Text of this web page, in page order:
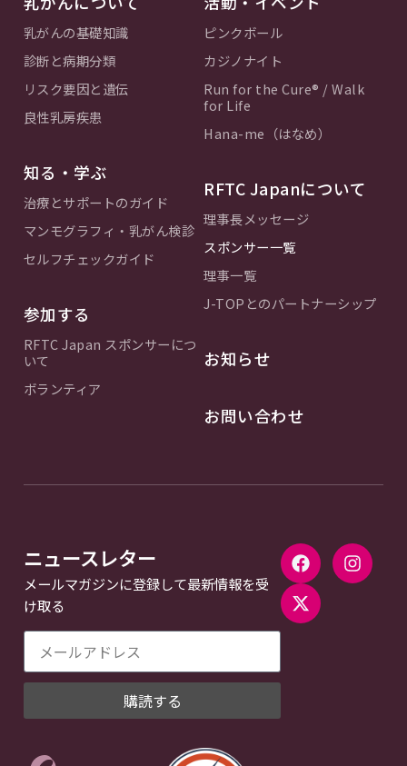
乳がんの基礎知識
診断と病期分類
リスク要因と遺伝
良性乳房疾患
知る・学ぶ
治療とサポートのガイド
マンモグラフィ・乳がん検診
セルフチェックガイド
参加する
RFTC Japan スポンサーにつ
いて
ボランティア
ピンクボール
カジノナイト
Run for the Cure® / Walk
for Life
Hana-me（はなめ）
RFTC Japanについて
理事長メッセージ
スポンサー一覧
理事一覧
J-TOPとのパートナーシップ
お知らせ
お問い合わせ
ニュースレター
メールマガジンに登録して最新情報を受
け取る
購読する